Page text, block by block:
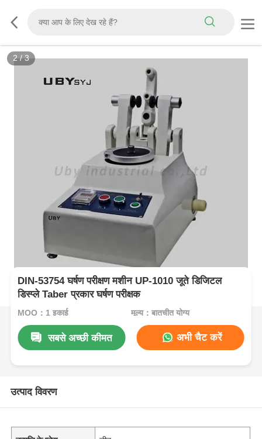
2/3
DIN-53754 घर्षण परीक्षण मशीन UP-1010 जूते डिजिटल
डिस्प्ले Taber प्रकार घर्षण परीक्षक
MOQ：1 इकाई मूल्य：बातचीत योग्य
सबसे अच्छी कीमत अभी चैट करें
उत्पाद विवरण